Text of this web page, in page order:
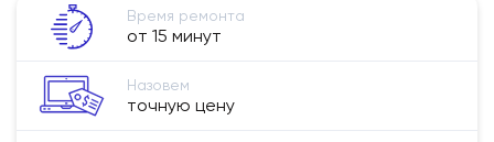
Время ремонта
от 15 минут
Назовем
точную цену